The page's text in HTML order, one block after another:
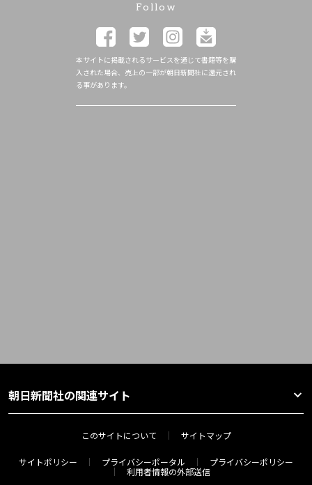
Follow
本サイトに掲載されるサービスを通じて書籍等を購
入された場合、売上の一部が朝日新聞社に還元され
る事があります。
朝日新聞社の関連サイト
このサイトについて サイトマップ
サイトポリシー プライバシーポータル
プライバシーポリシー
利用者情報の外部送信